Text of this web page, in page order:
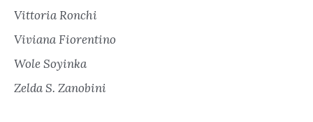
Vittoria Ronchi
Viviana Fiorentino
Wole Soyinka
Zelda S. Zanobini